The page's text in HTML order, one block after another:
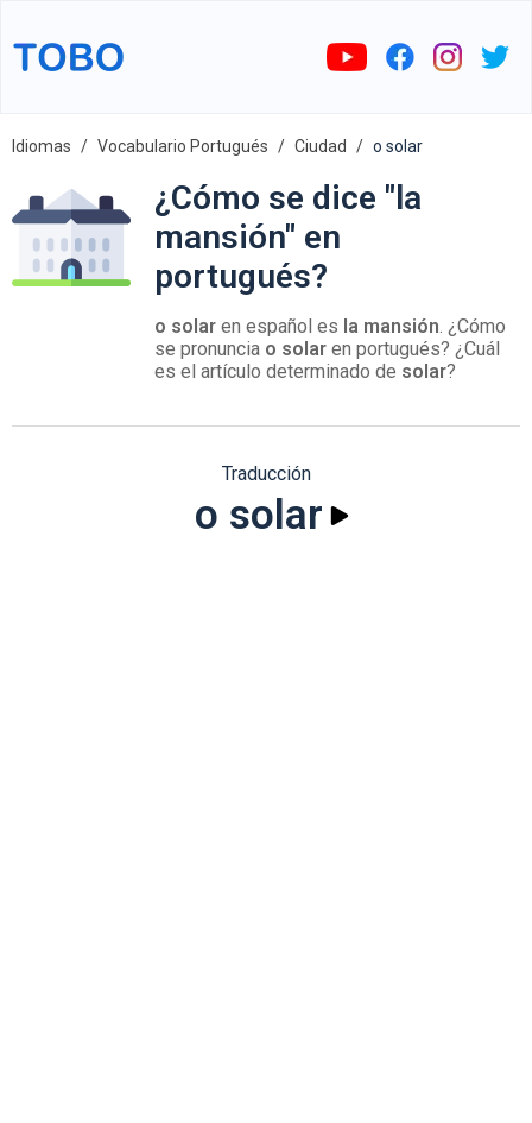
Idiomas Vocabulario Portugués Ciudad o solar
¿Cómo se dice "la
mansión" en
portugués?
o solar en español es la mansión. ¿Cómo
se pronuncia o solar en portugués? ¿Cuál
es el artículo determinado de solar?
Traducción
o solar